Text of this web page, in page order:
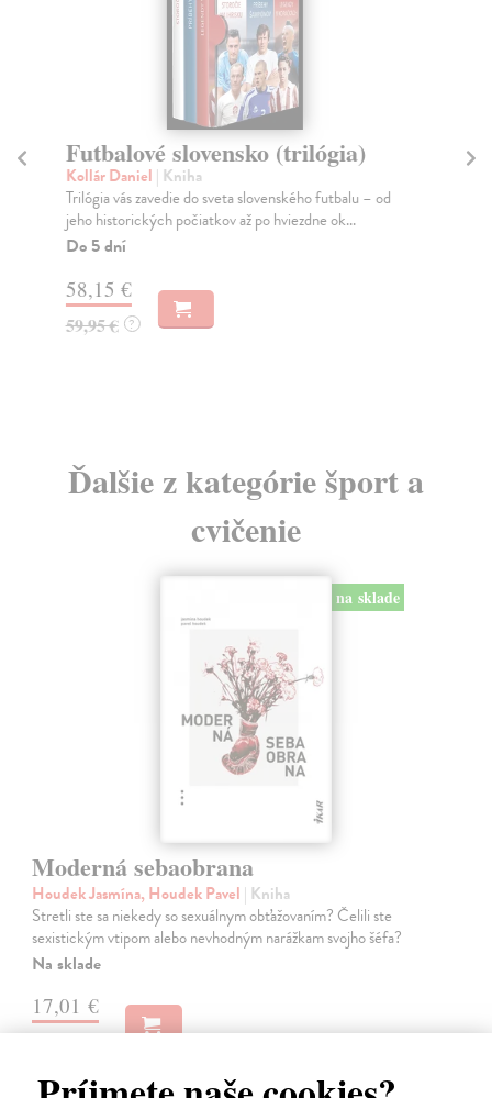
Futbalové slovensko (trilógia)
Kollár Daniel | Kniha
Trilógia vás zavedie do sveta slovenského futbalu – od
jeho historických počiatkov až po hviezdne ok...
Do 5 dní
58,15 €
59,95 € ?
Ďalšie z kategórie šport a
cvičenie
na sklade
Moderná sebaobrana
Houdek Jasmína, Houdek Pavel | Kniha
Stretli ste sa niekedy so sexuálnym obťažovaním? Čelili ste
sexistickým vtipom alebo nevhodným narážkam svojho šéfa?
Na sklade
17,01 €
17,90 €